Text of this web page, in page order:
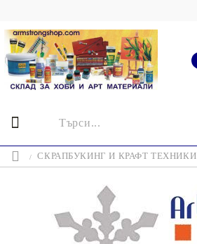
СКРАПБУКИНГ И КРАФТ ТЕХНИКИ